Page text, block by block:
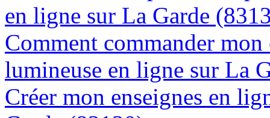
en ligne sur La Garde
Comment commander
lumineuse en ligne sur La
Créer mon enseignes en